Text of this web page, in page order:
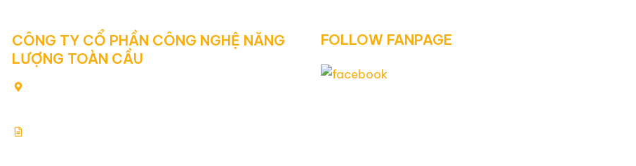
CÔNG TY CỔ PHẦN CÔNG NGHỆ NĂNG
LƯỢNG TOÀN CẦU
FOLLOW FANPAGE